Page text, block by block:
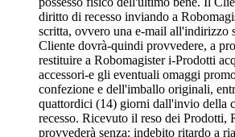
diritto di recesso inviando a
scritta, ovvero una e-mail all'indirizzo
Cliente dovrà-quindi provvedere, a
restituire a Robomagister i-Prodotti
accessori-e gli eventuali omaggi
confezione e dell'imballo originali,
quattordici (14) giorni dall'invio della
recesso. Ricevuto il reso dei Prodotti,
provvederà senza: indebito ritardo a